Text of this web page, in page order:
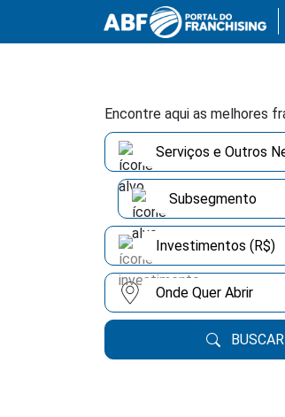
Encontre aqui as melhores
BUSCAR